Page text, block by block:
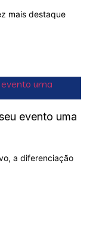
mais destaque
evento uma
a diferenciação